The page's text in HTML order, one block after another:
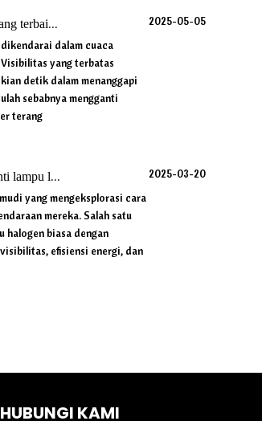
dan hujan
dalam cuaca
yang terbatas
detik dalam menanggapi
sebabnya mengganti
terang
2025-05-05
dengan LED?
yang mengeksplorasi cara
mereka. Salah satu
halogen biasa dengan
efisiensi energi, dan
2025-03-20
HUBUNGI KAMI